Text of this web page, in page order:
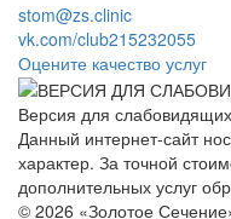
stom@zs.clinic
vk.com/club215232055
Оцените качество услуг
Версия для слабовидящих
Данный интернет-сайт
характер. За точной
дополнительных услуг
© 2026 «Золотое